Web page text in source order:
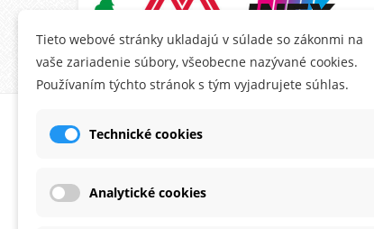
O MONTANA.SK
Tieto webové stránky ukladajú v súlade so zákonmi na
vaše zariadenie súbory, všeobecne nazývané cookies.
Používaním týchto stránok s tým vyjadrujete súhlas.
Technické cookies
Analytické cookies